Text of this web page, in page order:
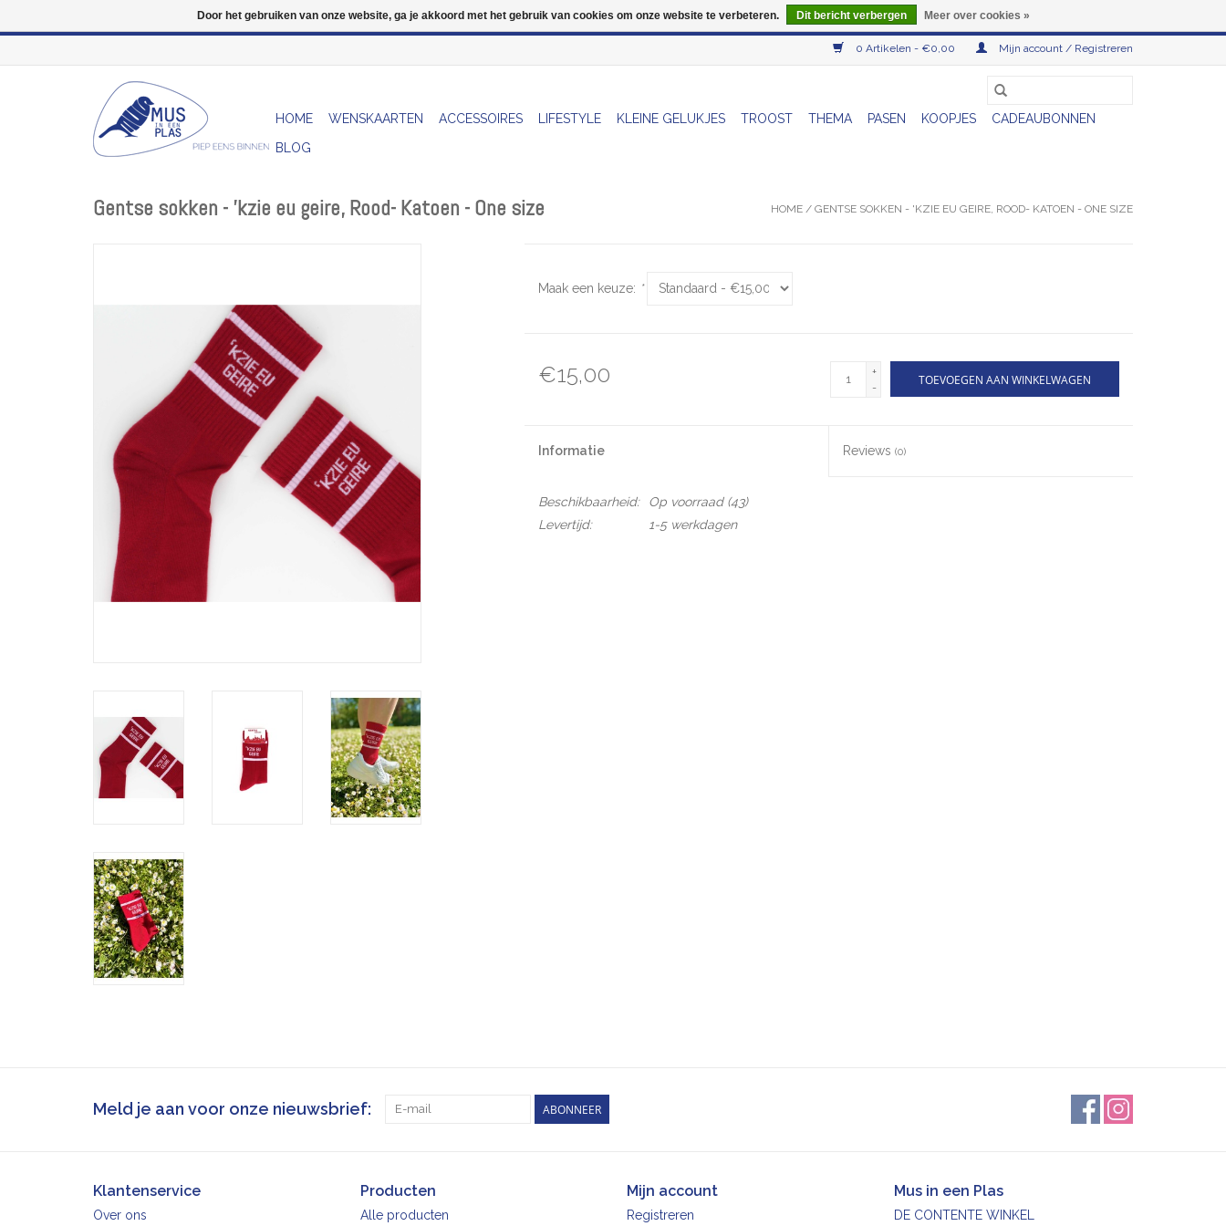
0 Artikelen - €0,00 Mijn account / Registreren
HOME WENSKAARTEN ACCESSOIRES LIFESTYLE KLEINE GELUKJES TROOST THEMA PASEN KOOPJES
CADEAUBONNEN
BLOG
Gentse sokken - 'kzie eu geire, Rood- Katoen - One size HOME / GENTSE SOKKEN - 'KZIE EU GEIRE, ROOD- KATOEN - ONE SIZE
Maak een keuze: *
€15,00
+
-
TOEVOEGEN AAN WINKELWAGEN
Informatie Reviews(0)
Beschikbaarheid: Op voorraad(43)
Levertijd:
1-5 werkdagen
Meld je aan voor onze nieuwsbrief: ABONNEER
Klantenservice
Over ons
Producten
Alle producten
Mijn account
Registreren
Mus in een Plas
DE CONTENTE WINKEL
Door het gebruiken van onze website, ga je akkoord met het gebruik van cookies om onze website te verbeteren. Dit bericht verbergen Meer over cookies »
Wij zijn uitzonderlijk gesloten op Do 13/08